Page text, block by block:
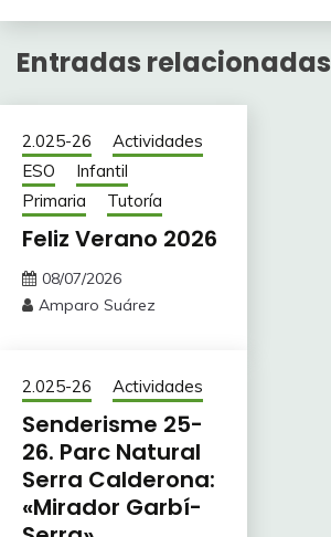
Entradas relacionadas
2.025-26
Actividades
ESO
Infantil
Primaria
Tutoría
Feliz Verano 2026
08/07/2026
Amparo Suárez
2.025-26 Actividades
Senderisme 25-
26. Parc Natural
Serra Calderona:
«Mirador Garbí-